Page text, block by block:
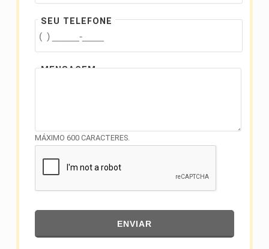
SEU TELEFONE
MENSAGEM
MÁXIMO 600 CARACTERES.
ENVIAR